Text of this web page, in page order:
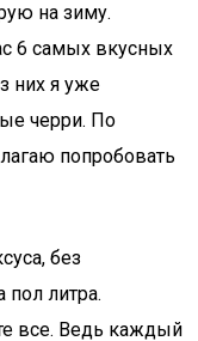
на зиму.
6 самых вкусных
них я уже
черри. По
попробовать
без
пол литра.
все. Ведь каждый